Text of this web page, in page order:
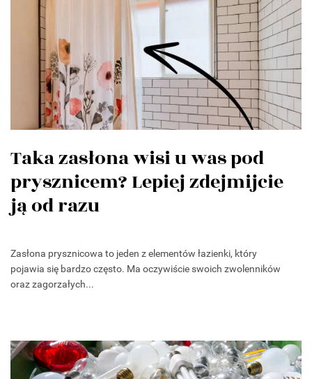
Taka zasłona wisi u was pod
prysznicem? Lepiej zdejmijcie
ją od razu
Zasłona prysznicowa to jeden z elementów łazienki, który
pojawia się bardzo często. Ma oczywiście swoich zwolenników
oraz zagorzałych...